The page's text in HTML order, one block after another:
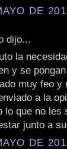
DE
dijo...
la
y se
muy feo y
a la
lo que no les
junto a
DE